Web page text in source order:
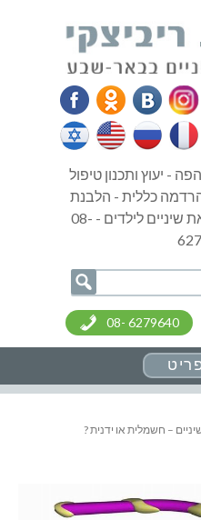
- יעוץ ותכנון טיפול
כללית - הלבנת
שיניים ואסתטיקה - רפואת שיניים לילדים - 08-
08- 6279640
– חשמלית או ידנית ?